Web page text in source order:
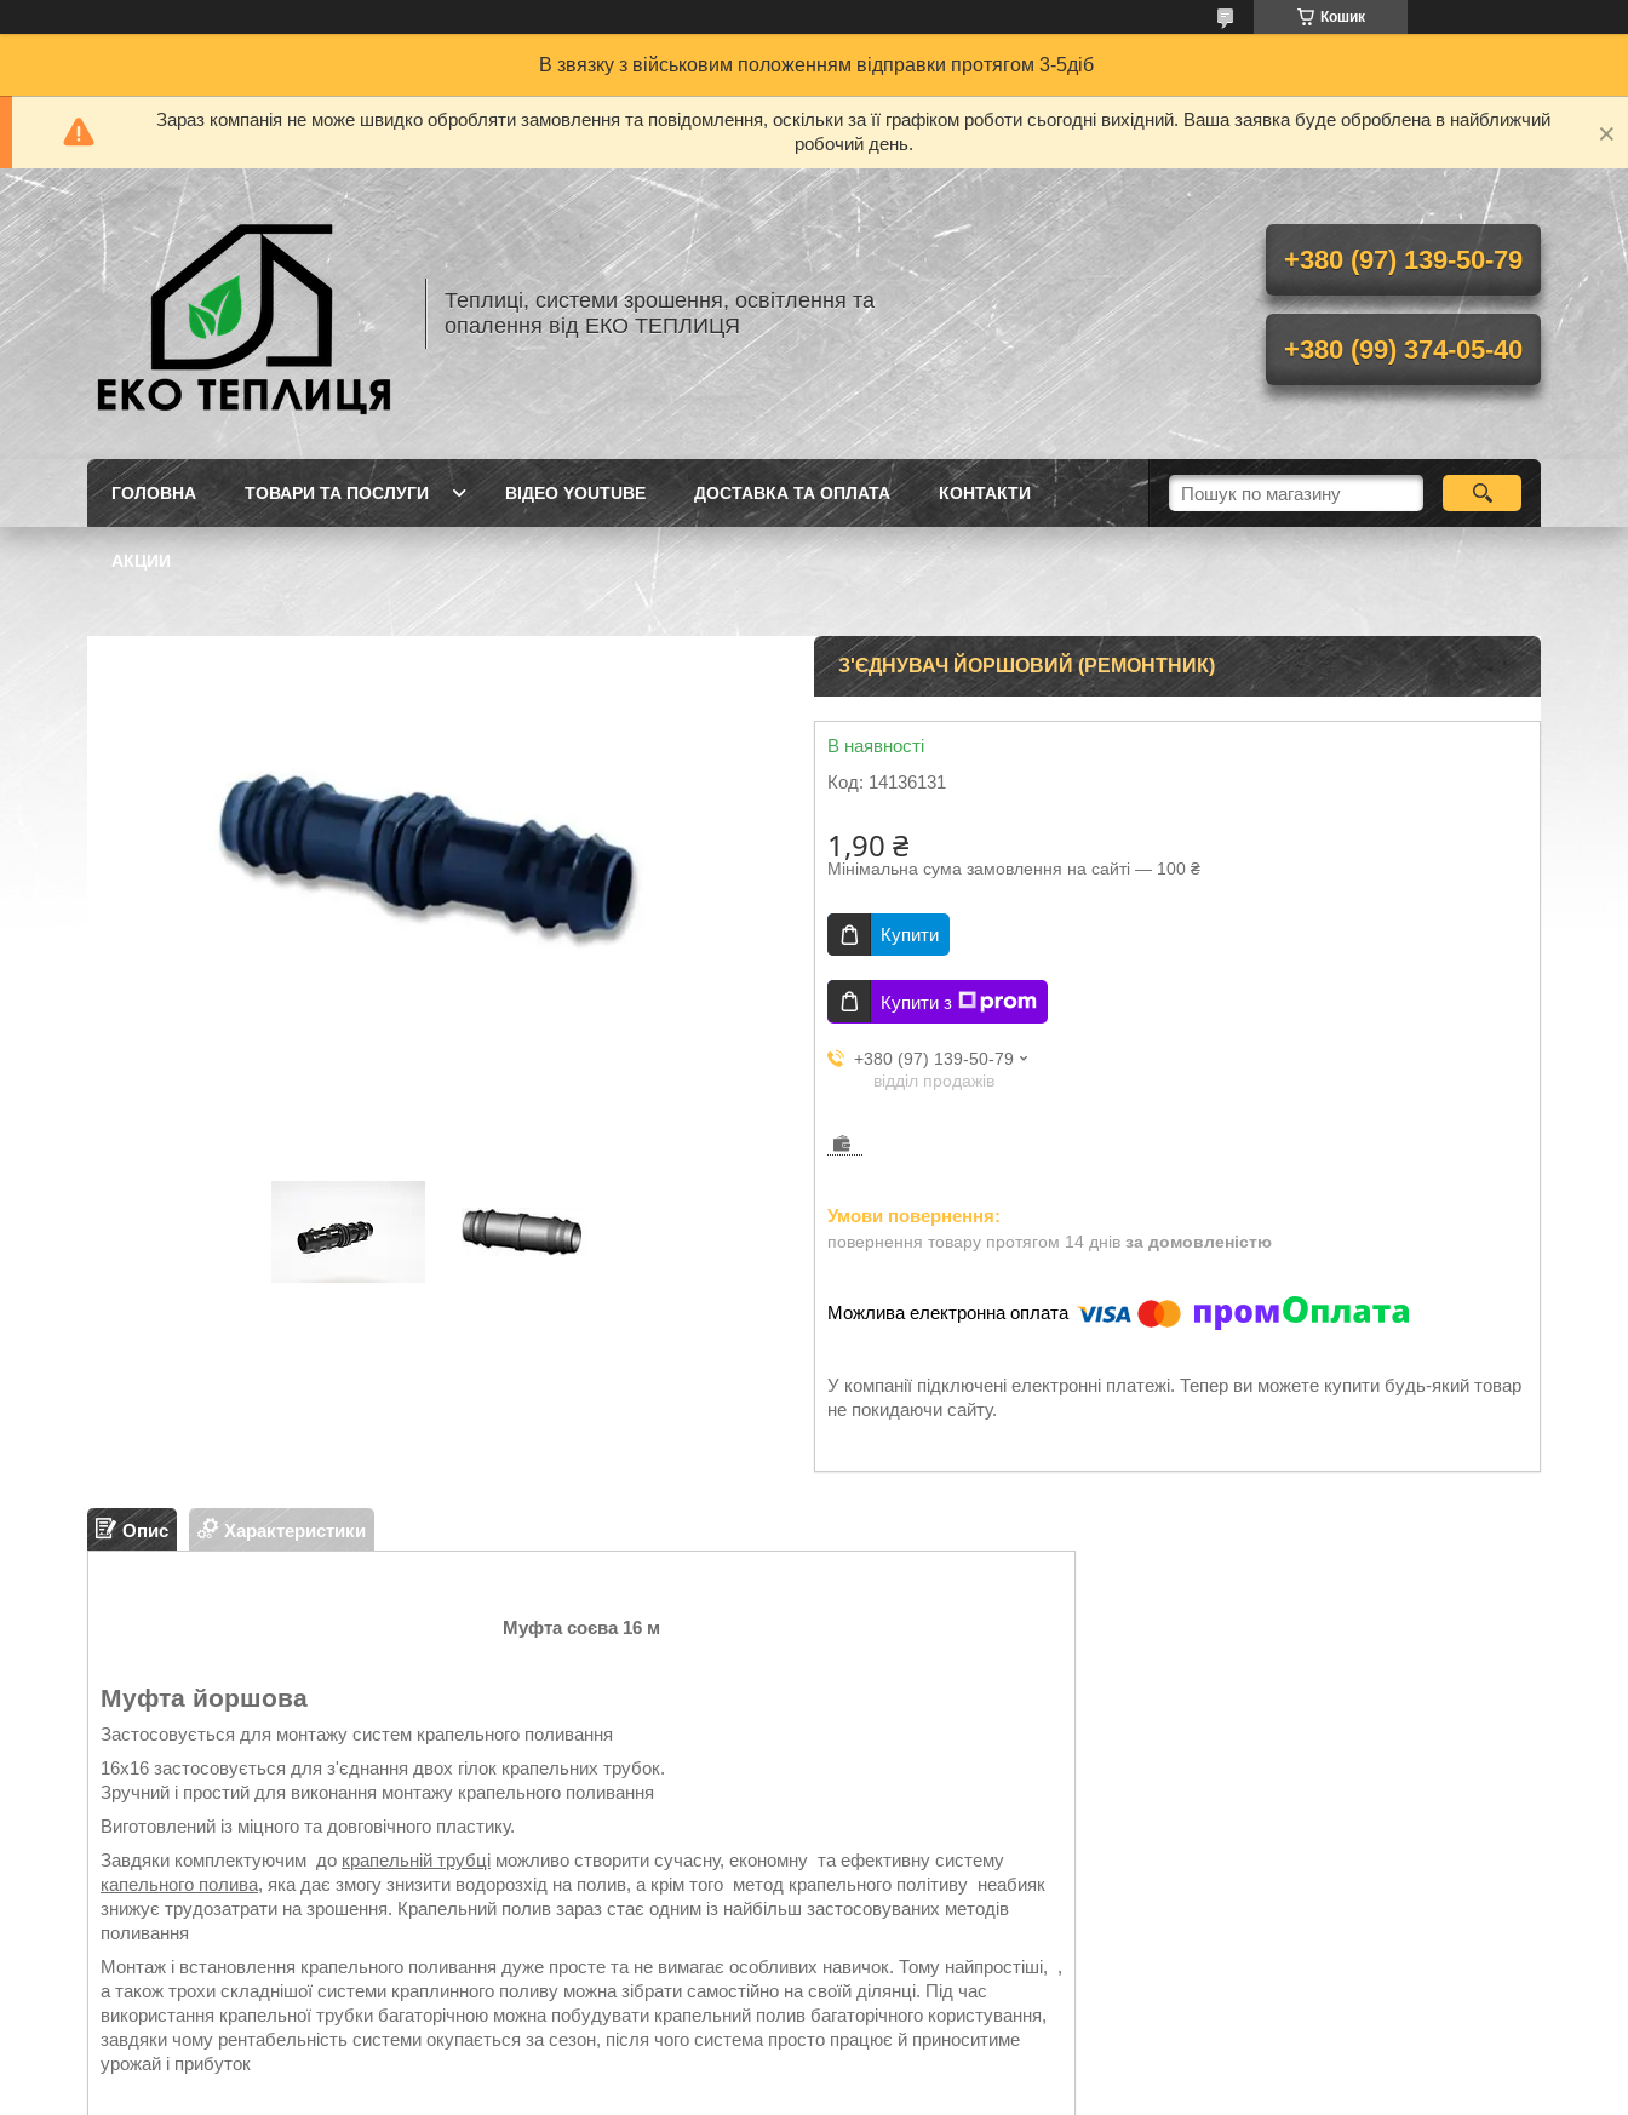
Кошик
В звязку з військовим положенням відправки протягом 3-5діб
Зараз компанія не може швидко обробляти замовлення та повідомлення, оскільки за її графіком роботи сьогодні вихідний. Ваша заявка буде оброблена в найближчий
робочий день.
Теплиці, системи зрошення, освітлення та
опалення від ЕКО ТЕПЛИЦЯ
+380 (97) 139-50-79
+380 (99) 374-05-40
ГОЛОВНА ТОВАРИ ТА ПОСЛУГИ ВІДЕО YOUTUBE ДОСТАВКА ТА ОПЛАТА КОНТАКТИ
АКЦИИ
З'ЄДНУВАЧ ЙОРШОВИЙ (РЕМОНТНИК)
В наявності
Код: 14136131
1,90 ₴
Мінімальна сума замовлення на сайті — 100 ₴
Купити
Купити з
+380 (97) 139-50-79
відділ продажів
повернення товару протягом 14 днів за домовленістю
У компанії підключені електронні платежі. Тепер ви можете купити будь-який товар
не покидаючи сайту.
Опис Характеристики
Муфта соєва 16 м
Муфта йоршова
Застосовується для монтажу систем крапельного поливання
16х16 застосовується для з'єднання двох гілок крапельних трубок.
Зручний і простий для виконання монтажу крапельного поливання
Виготовлений із міцного та довговічного пластику.
Завдяки комплектуючим до крапельній трубці можливо створити сучасну, економну та ефективну систему
капельного полива, яка дає змогу знизити водорозхід на полив, а крім того метод крапельного політиву неабияк
знижує трудозатрати на зрошення. Крапельний полив зараз стає одним із найбільш застосовуваних методів
поливання
Монтаж і встановлення крапельного поливання дуже просте та не вимагає особливих навичок. Тому найпростіші, ,
а також трохи складнішої системи краплинного поливу можна зібрати самостійно на своїй ділянці. Під час
використання крапельної трубки багаторічною можна побудувати крапельний полив багаторічного користування,
завдяки чому рентабельність системи окупається за сезон, після чого система просто працює й приноситиме
урожай і прибуток